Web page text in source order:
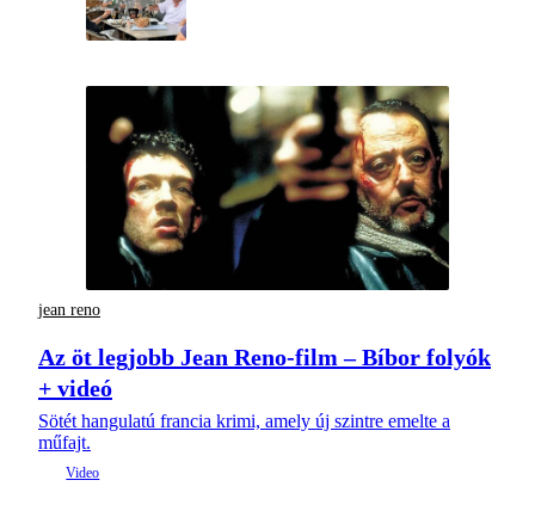
jean reno
Az öt legjobb Jean Reno-film – Bíbor folyók
+ videó
Sötét hangulatú francia krimi, amely új szintre emelte a
műfajt.